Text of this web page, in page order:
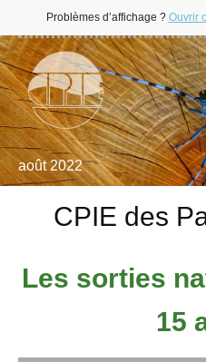
Problèmes d’affichage ? Ouvrir
août 2022
CPIE des
Les sorties
15